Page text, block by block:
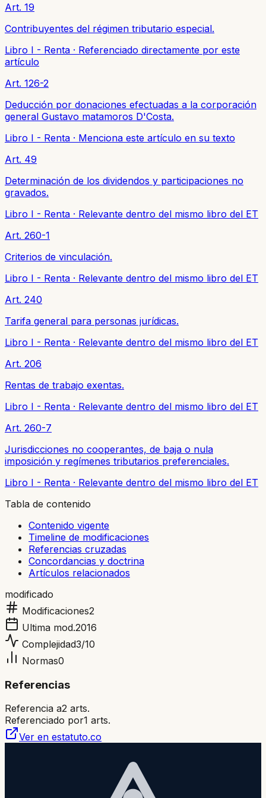
Art. 19
Contribuyentes del régimen tributario especial.
Libro I - Renta · Referenciado directamente por este
artículo
Art. 126-2
Deducción por donaciones efectuadas a la corporación
general Gustavo matamoros D'Costa.
Libro I - Renta · Menciona este artículo en su texto
Art. 49
Determinación de los dividendos y participaciones no
gravados.
Libro I - Renta · Relevante dentro del mismo libro del ET
Art. 260-1
Criterios de vinculación.
Libro I - Renta · Relevante dentro del mismo libro del ET
Art. 240
Tarifa general para personas jurídicas.
Libro I - Renta · Relevante dentro del mismo libro del ET
Art. 206
Rentas de trabajo exentas.
Libro I - Renta · Relevante dentro del mismo libro del ET
Art. 260-7
Jurisdicciones no cooperantes, de baja o nula
imposición y regímenes tributarios preferenciales.
Libro I - Renta · Relevante dentro del mismo libro del ET
Tabla de contenido
Contenido vigente
Timeline de modificaciones
Referencias cruzadas
Concordancias y doctrina
Artículos relacionados
modificado
Modificaciones2
Ultima mod.2016
Complejidad3/10
Normas0
Referencias
Referencia a2 arts.
Referenciado por1 arts.
Ver en estatuto.co